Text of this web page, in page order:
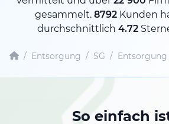
gesammelt. 8792 Kunden
durchschnittlich 4.72
/ Entsorgung / SG /
So einfach